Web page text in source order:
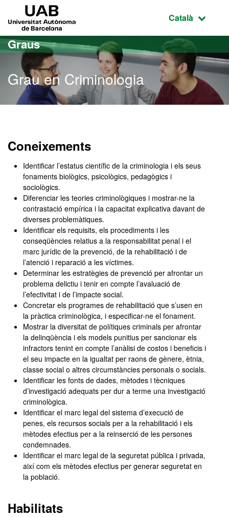
Ves al contingut principal
Ves a la navegació de la pàgina
Idioma
Català
Graus
Grau en Criminologia
Coneixements
Identificar l’estatus científic de la criminologia i els seus
fonaments biològics, psicològics, pedagògics i
sociològics.
Diferenciar les teories criminològiques i mostrar-ne la
contrastació empírica i la capacitat explicativa davant de
diverses problemàtiques.
Identificar els requisits, els procediments i les
conseqüències relatius a la responsabilitat penal i el
marc jurídic de la prevenció, de la rehabilitació i de
l’atenció i reparació a les víctimes.
Determinar les estratègies de prevenció per afrontar un
problema delictiu i tenir en compte l’avaluació de
l’efectivitat i de l’impacte social.
Concretar els programes de rehabilitació que s’usen en
la pràctica criminològica, i especificar-ne el fonament.
Mostrar la diversitat de polítiques criminals per afrontar
la delinqüència i els models punitius per sancionar els
infractors tenint en compte l’anàlisi de costos i beneficis i
el seu impacte en la igualtat per raons de gènere, ètnia,
classe social o altres circumstàncies personals o socials.
Identificar les fonts de dades, mètodes i tècniques
d’investigació adequats per dur a terme una investigació
criminològica.
Identificar el marc legal del sistema d’execució de
penes, els recursos socials per a la rehabilitació i els
mètodes efectius per a la reinserció de les persones
condemnades.
Identificar el marc legal de la seguretat pública i privada,
així com els mètodes efectius per generar seguretat en
la població.
Habilitats